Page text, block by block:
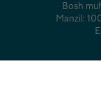
Bosh
Manzil: